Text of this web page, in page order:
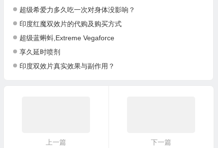
超级希爱力多久吃一次对身体没影响？
印度红魔双效片的代购及购买方式
超级蓝蝌蚪,Extreme Vegaforce
享久延时喷剂
印度双效片真实效果与副作用？
上一篇
下一篇